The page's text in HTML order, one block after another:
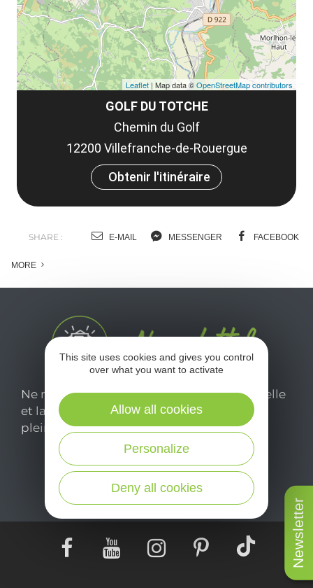
Newsletter
GOLF DU TOTCHE
Chemin du Golf
12200 Villefranche-de-Rouergue
Obtenir l'itinéraire
Leaflet | Map data ©OpenStreetMap contributors
SHARE : E-MAIL MESSENGER FACEBOOK
MORE
Ne manquez pas notre newsletter mensuelle
et laissez-vous inspirer pour profiter
pleinement de votre séjour en Aveyron.
Je m'abonne ici
This site uses cookies and gives you control
over what you want to activate
Deny all cookies
Personalize
Allow all cookies